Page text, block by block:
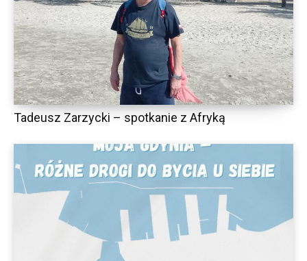
Tadeusz Zarzycki – spotkanie z Afryką